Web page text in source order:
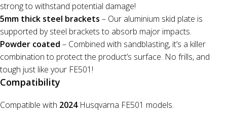
strong to withstand potential damage!
5mm thick steel brackets – Our aluminium skid plate is
supported by steel brackets to absorb major impacts.
Powder coated – Combined with sandblasting, it’s a killer
combination to protect the product’s surface. No frills, and
tough just like your FE501!
Compatibility
Compatible with 2024Husqvarna FE501 models.